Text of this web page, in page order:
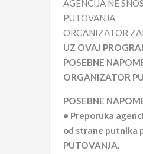
AGENCIJA NE
PUTOVANJA
ORGANIZATOR
UZ OVAJ
POSEBNE
ORGANIZATOR
POSEBNE
• Preporuka
od strane putnika
PUTOVANJA.